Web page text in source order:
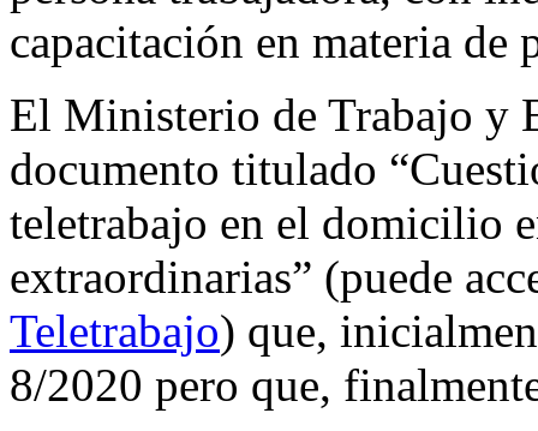
capacitación en materia de
El Ministerio de Trabajo y
documento titulado
teletrabajo en el domicilio
extraordinarias” (puede
Teletrabajo) que,
8/2020 pero que,